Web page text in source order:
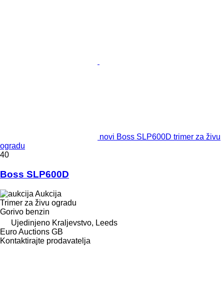
novi Boss SLP600D trimer za živu
ogradu
40
Boss SLP600D
Aukcija
Trimer za živu ogradu
Gorivo benzin
Ujedinjeno Kraljevstvo, Leeds
Euro Auctions GB
Kontaktirajte prodavatelja